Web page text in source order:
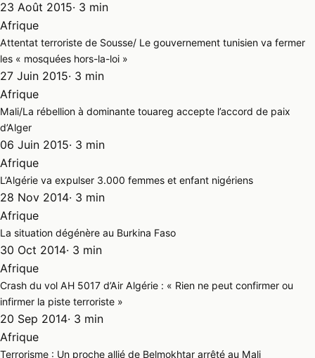
23 Août 2015· 3 min
Afrique
Attentat terroriste de Sousse/ Le gouvernement tunisien va fermer
les « mosquées hors-la-loi »
27 Juin 2015· 3 min
Afrique
Mali/La rébellion à dominante touareg accepte l’accord de paix
d’Alger
06 Juin 2015· 3 min
Afrique
L’Algérie va expulser 3.000 femmes et enfant nigériens
28 Nov 2014· 3 min
Afrique
La situation dégénère au Burkina Faso
30 Oct 2014· 3 min
Afrique
Crash du vol AH 5017 d’Air Algérie : « Rien ne peut confirmer ou
infirmer la piste terroriste »
20 Sep 2014· 3 min
Afrique
Terrorisme : Un proche allié de Belmokhtar arrêté au Mali